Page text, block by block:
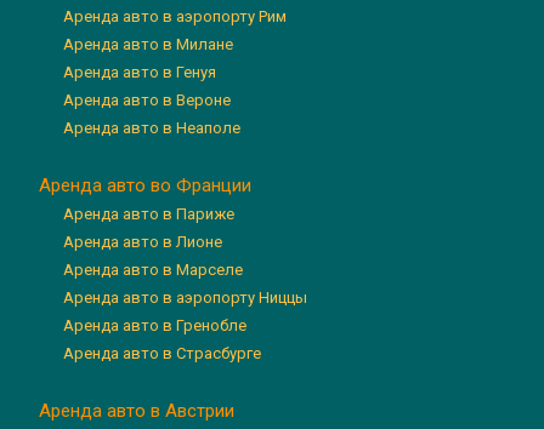
Аренда авто в аэропорту Рим
Аренда авто в Милане
Аренда авто в Генуя
Аренда авто в Вероне
Аренда авто в Неаполе
Аренда авто во Франции
Аренда авто в Париже
Аренда авто в Лионе
Аренда авто в Марселе
Аренда авто в аэропорту Ниццы
Аренда авто в Гренобле
Аренда авто в Страсбурге
Аренда авто в Австрии